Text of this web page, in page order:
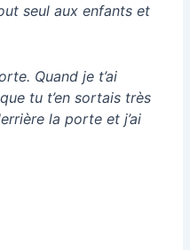
seul aux enfants et
Quand je t’ai
tu t’en sortais très
la porte et j’ai